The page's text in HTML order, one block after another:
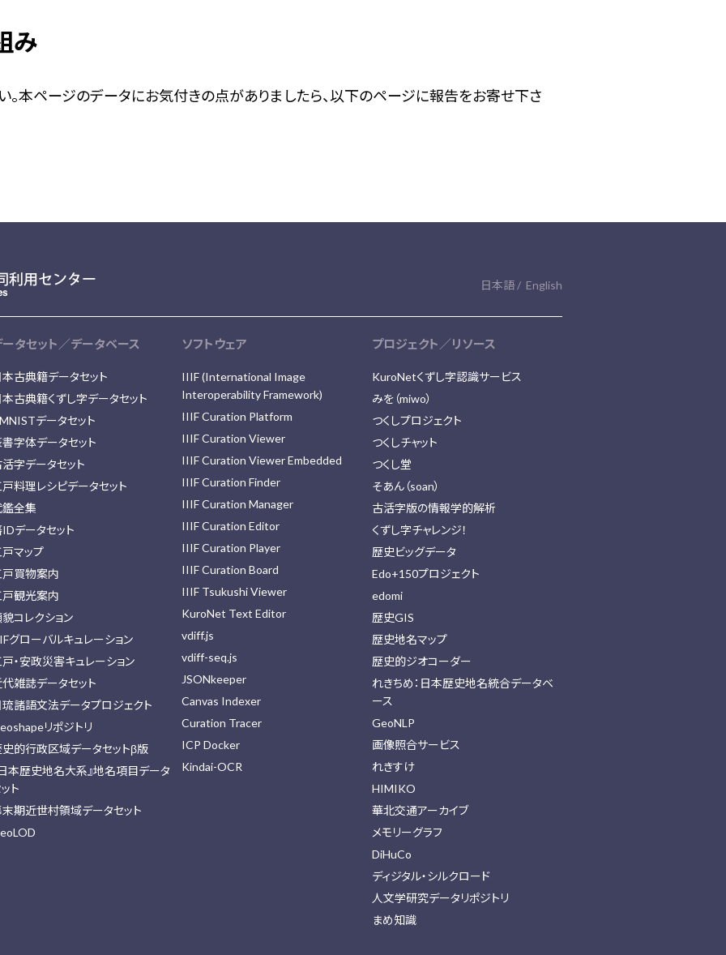
み
本ページのデータにお気付きの点がありましたら、以下のページに報告をお寄せ下さ
日本語 English
ータセット／データベース
古典籍データセット
古典籍くずし字データセット
データセット
字体データセット
字データセット
料理レシピデータセット
鑑全集
データセット
マップ
戸買物案内
戸観光案内
コレクション
グローバルキュレーション
・安政災害キュレーション
雑誌データセット
諸語文法データプロジェクト
リポジトリ
的行政区域データセットβ版
本歴史地名大系』地名項目データ
ト
期近世村領域データセット
ソフトウェア
IIIF (International Image
Interoperability Framework)
IIIF Curation Platform
IIIF Curation Viewer
IIIF Curation Viewer Embedded
IIIF Curation Finder
IIIF Curation Manager
IIIF Curation Editor
IIIF Curation Player
IIIF Curation Board
IIIF Tsukushi Viewer
KuroNet Text Editor
vdiff.js
vdiff-seq.js
JSONkeeper
Canvas Indexer
Curation Tracer
ICP Docker
Kindai-OCR
プロジェクト／リソース
KuroNetくずし字認識サービス
みを（miwo）
つくしプロジェクト
つくしチャット
つくし堂
そあん（soan）
古活字版の情報学的解析
くずし字チャレンジ！
歴史ビッグデータ
Edo+150プロジェクト
edomi
歴史GIS
歴史地名マップ
歴史的ジオコーダー
れきちめ：日本歴史地名統合データベ
ース
GeoNLP
画像照合サービス
れきすけ
HIMIKO
華北交通アーカイブ
メモリーグラフ
DiHuCo
ディジタル・シルクロード
人文学研究データリポジトリ
まめ知識